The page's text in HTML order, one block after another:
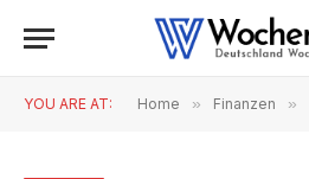
YOU ARE AT: Home » Finanzen »